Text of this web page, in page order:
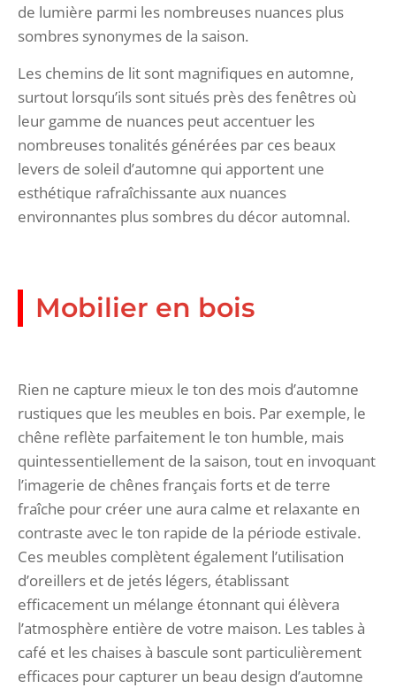
de lumière parmi les nombreuses nuances plus
sombres synonymes de la saison.
Les chemins de lit sont magnifiques en automne,
surtout lorsqu’ils sont situés près des fenêtres où
leur gamme de nuances peut accentuer les
nombreuses tonalités générées par ces beaux
levers de soleil d’automne qui apportent une
esthétique rafraîchissante aux nuances
environnantes plus sombres du décor automnal.
Mobilier en bois
Rien ne capture mieux le ton des mois d’automne
rustiques que les meubles en bois. Par exemple, le
chêne reflète parfaitement le ton humble, mais
quintessentiellement de la saison, tout en invoquant
l’imagerie de chênes français forts et de terre
fraîche pour créer une aura calme et relaxante en
contraste avec le ton rapide de la période estivale.
Ces meubles complètent également l’utilisation
d’oreillers et de jetés légers, établissant
efficacement un mélange étonnant qui élèvera
l’atmosphère entière de votre maison. Les tables à
café et les chaises à bascule sont particulièrement
efficaces pour capturer un beau design d’automne